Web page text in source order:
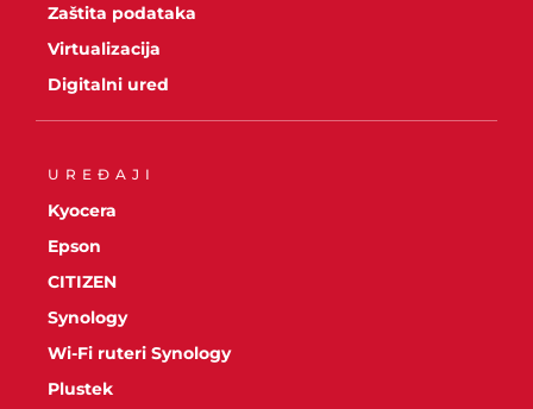
Zaštita podataka
Virtualizacija
Digitalni ured
UREĐAJI
Kyocera
Epson
CITIZEN
Synology
Wi-Fi ruteri Synology
Plustek